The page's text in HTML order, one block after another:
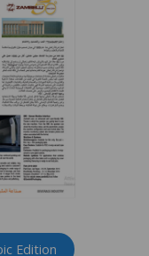
Edition